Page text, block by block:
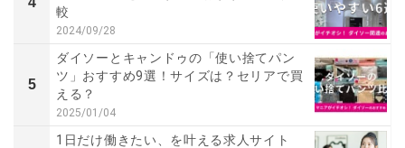
較
2024/09/28
5
ダイソーとキャンドゥの「使い捨てパン
ツ」おすすめ9選！サイズは？セリアで買
える？
2025/01/04
1日だけ働きたい、を叶える求人サイト